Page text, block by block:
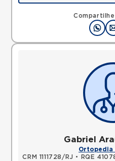
Avenida Nossa Senhora
Copacabana, Rio de
Gabriel
Ortopedia
CRM 1111728/RJ •
RQE